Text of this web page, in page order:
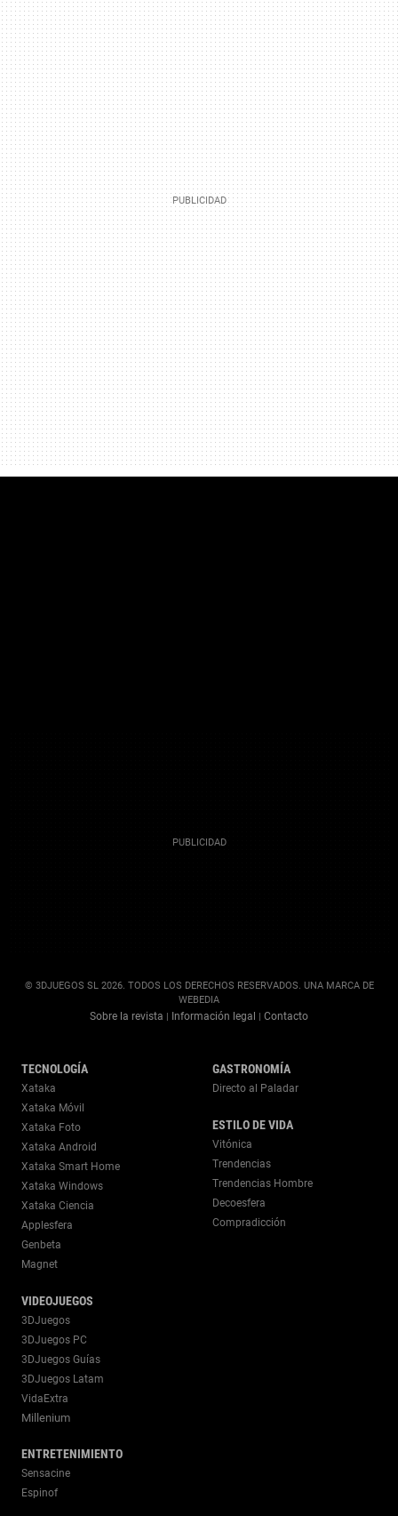
© 3DJUEGOS SL 2026. TODOS LOS DERECHOS RESERVADOS. UNA MARCA DE
WEBEDIA
Sobre la revista | Información legal | Contacto
TECNOLOGÍA
Xataka
Xataka Móvil
Xataka Foto
Xataka Android
Xataka Smart Home
Xataka Windows
Xataka Ciencia
Applesfera
Genbeta
Magnet
VIDEOJUEGOS
3DJuegos
3DJuegos PC
3DJuegos Guías
3DJuegos Latam
VidaExtra
Millenium
ENTRETENIMIENTO
Sensacine
Espinof
GASTRONOMÍA
Directo al Paladar
ESTILO DE VIDA
Vitónica
Trendencias
Trendencias Hombre
Decoesfera
Compradicción